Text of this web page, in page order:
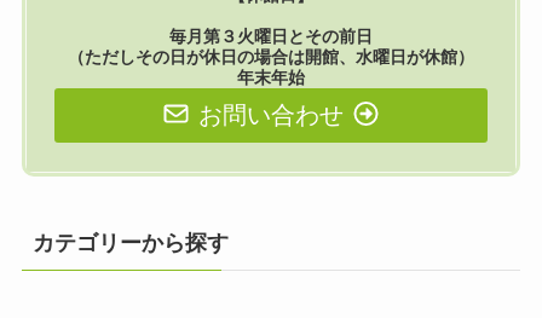
毎月第３火曜日とその前日
（ただしその日が休日の場合は開館、水曜日が休館）
年末年始
お問い合わせ
カテゴリーから探す